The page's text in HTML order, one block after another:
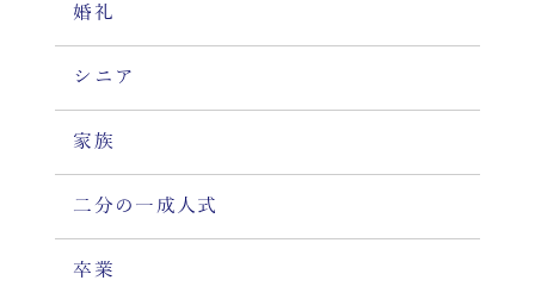
婚礼
シニア
家族
二分の一成人式
卒業